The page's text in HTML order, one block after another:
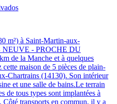
m²) à Saint-Martin-aux-
NEUVE - PROCHE DU
de la Manche et à quelques
maison de 5 pièces de plain-
Chartrains (14130). Son intérieur
et une salle de bains.Le terrain
de tous types sont implantées à
transports en commun, il y a